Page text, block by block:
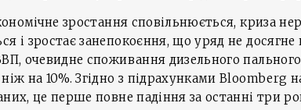
зростання сповільнюється, криза
і зростає занепокоєння, що уряд не досягне
очевидне споживання дизельного
на 10%. Згідно з підрахунками Bloomberg
це перше повне падіння за останні три